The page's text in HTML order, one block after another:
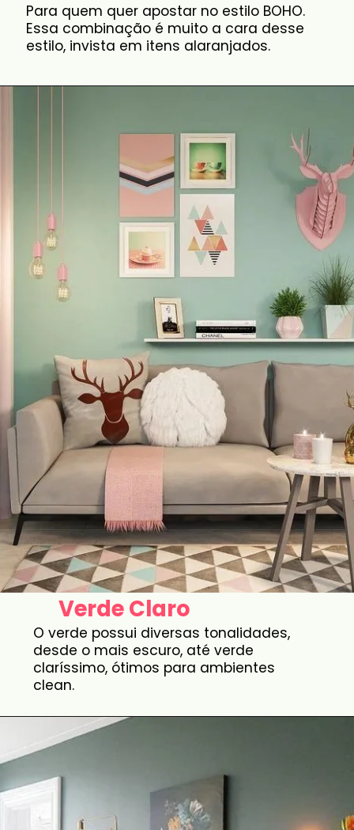
Para quem quer apostar no estilo BOHO.
Essa combinação é muito a cara desse
estilo, invista em itens alaranjados.
Verde Claro
O verde possui diversas tonalidades,
desde o mais escuro, até verde
claríssimo, ótimos para ambientes
clean.